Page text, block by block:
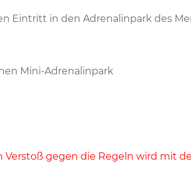
Eintritt in den Adrenalinpark des
Mini-Adrenalinpark
Verstoß gegen die Regeln wird mit